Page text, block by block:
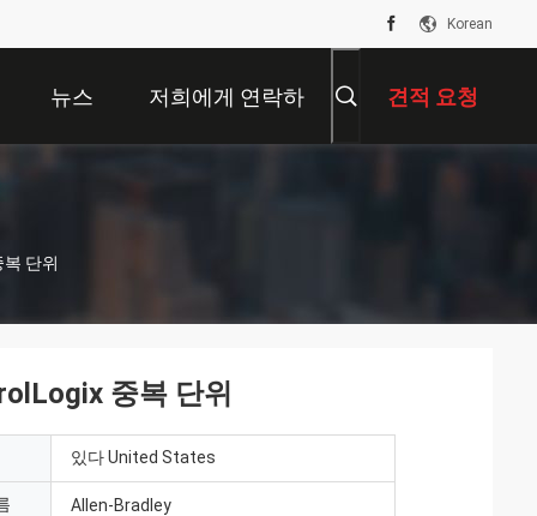
Korean
뉴스 저희에게 연락하 견적 요청
단위
중복 단위
있다 United States
Allen-Bradley